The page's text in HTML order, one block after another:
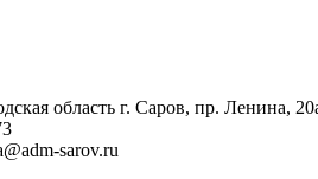
область г. Саров, пр. Ленина,
sarov.ru